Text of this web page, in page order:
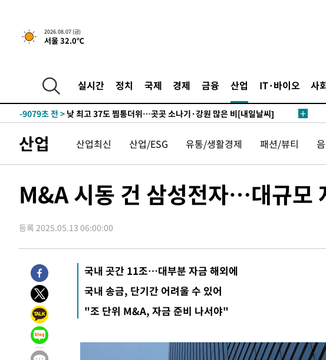
2026.08.07 (금)
서울 32.0℃
실시간 정치 국제 경제 금융 산업 IT·바이오 사
↓-20528초 전 >[속보]이 대통령 "부동산 공급 기존 사고방식 매달리지 말고 과감히
실천"
-19613초 전 >이란, "오만과 '중앙 단일 루트' 합의…북쪽 인바운드·남쪽 아웃바
-11145초 전 >
[속보]이 대통령, '호우피해' 안동·의성 관할 4개 면 특별재난지역
-11108초 전 >
갈 수도
-9079초 전 > 낮 최고 37도 찜통더위…곳곳 소나기·강원 많은 비[내일날씨]
응"
-4241초 전 >
여자배구 이재영·이다영 자매, 아제르바이잔 투란VC 입단
-3494초 전 >외국인 심판 성 접대 7경기 들여다보니…한국 축구 '5승 2무'
-3181초 전 >[속보]코스피, 6200선 약보합…0.60% 내린 6258.77에 마쳐
-3050초 전 >[속보] 노원서 40.1도 관측…서울, 2018년 이후 첫 40도
-140초 전 >[속보]종합특검, '계엄 수용공간 확보' 신용해 前교정본부장 기소
16분 전 >
외신들도 주목한 韓축구 파문…"국민적 공분에 수사 재개"
16분 전 >
11시간 압수수색에 성접대 파문까지…'쑥대밭' 된 축구협회
33분 전 >
[속보]규제합리화위원회 부위원장에 김태유 서울대 공대 교수…이병태
후임
-28098초 전 >
이강인, 폭염 속 AT마드리드 첫 훈련…80명 식사 대접까지(종합)
-25237초 전 >
하향수정 (2보)
-24685초 전 >
[속보] 미 사업체, 일자리 7월에 2.3만 개 줄어…실업률은 4.1%로
산업 산업최신 산업/ESG 유통/생활경제 패션/뷰티
M&A 시동 건 삼성전자…대규모
등록 2025.05.13 06:00:00
국내 곳간 11조…대부분 자금 해외에
국내 송금, 단기간 어려울 수 있어
"조 단위 M&A, 자금 준비 나서야"